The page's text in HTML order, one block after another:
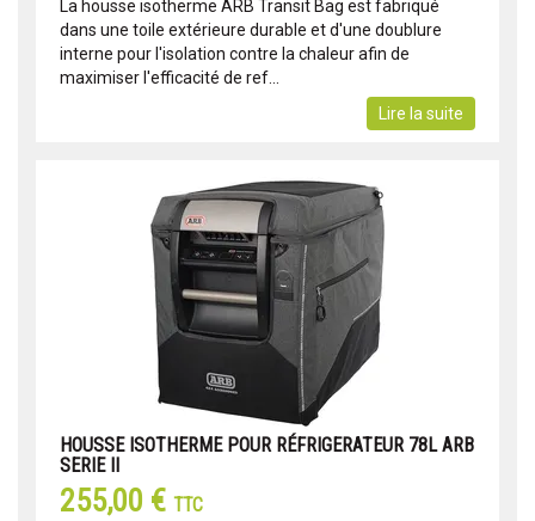
La housse isotherme ARB Transit Bag est fabriqué
dans une toile extérieure durable et d'une doublure
interne pour l'isolation contre la chaleur afin de
maximiser l'efficacité de ref...
Lire la suite
HOUSSE ISOTHERME POUR RÉFRIGERATEUR 78L ARB
SERIE II
255,00 € TTC